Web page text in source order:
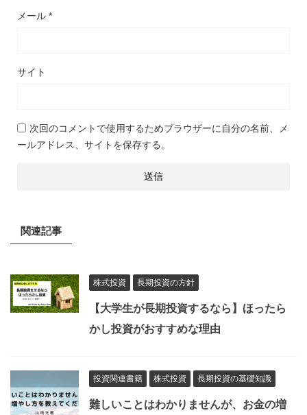
メール *
サイト
次回のコメントで使用するためブラウザーに自分の名前、メ
ールアドレス、サイトを保存する。
関連記事
株式投資 長期投資の方針
【大学生が長期投資するなら】ほったら
かし投資がおすすめな理由
投資関連書籍 株式投資 長期投資の基礎知識
難しいことはわかりませんが、お金の増